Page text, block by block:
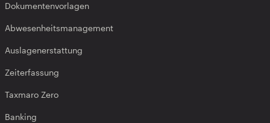
Dokumentenvorlagen
Abwesenheitsmanagement
Auslagenerstattung
Zeiterfassung
Taxmaro Zero
Banking